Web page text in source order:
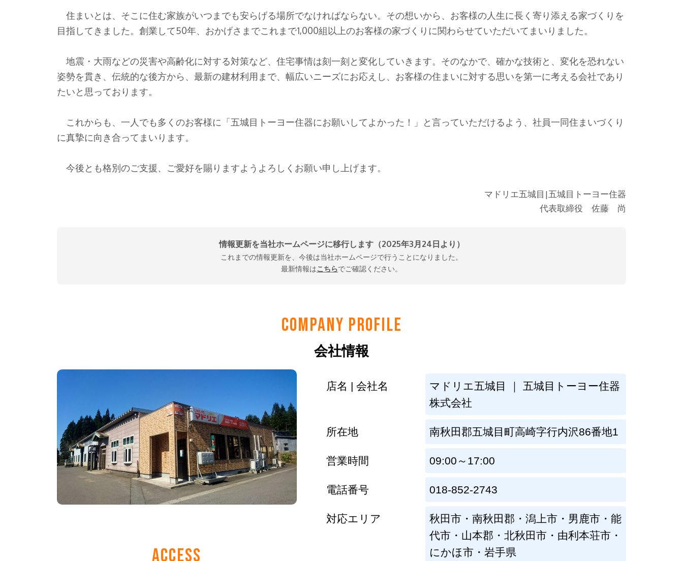
COMPANY PROFILE
会社情報
ACCESS
店名 | 会社名
マドリエ五城目 ｜ 五城目トーヨー住器
株式会社
所在地 南秋田郡五城目町高崎字行内沢86番地1
営業時間 09:00～17:00
電話番号 018-852-2743
対応エリア
秋田市・南秋田郡・潟上市・男鹿市・能
代市・山本郡・北秋田市・由利本荘市・
にかほ市・岩手県